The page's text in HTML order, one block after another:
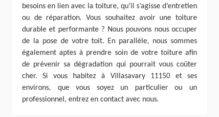
besoins en lien avec la toiture, qu’il s’agisse d’entretien
ou de réparation. Vous souhaitez avoir une toiture
durable et performante ? Nous pouvons nous occuper
de la pose de votre toit. En parallèle, nous sommes
également aptes à prendre soin de votre toiture afin
de prévenir sa dégradation qui pourrait vous coûter
cher. Si vous habitez à Villasavary 11150 et ses
environs, que vous soyez un particulier ou un
professionnel, entrez en contact avec nous.